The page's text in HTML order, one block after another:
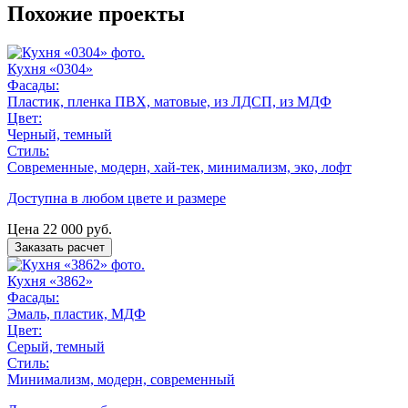
Похожие проекты
Кухня «0304»
Фасады:
Пластик, пленка ПВХ, матовые, из ЛДСП, из МДФ
Цвет:
Черный, темный
Стиль:
Современные, модерн, хай-тек, минимализм, эко, лофт
Доступна в любом цвете и размере
Цена 22 000 руб.
Заказать расчет
Кухня «3862»
Фасады:
Эмаль, пластик, МДФ
Цвет:
Серый, темный
Стиль:
Минимализм, модерн, современный